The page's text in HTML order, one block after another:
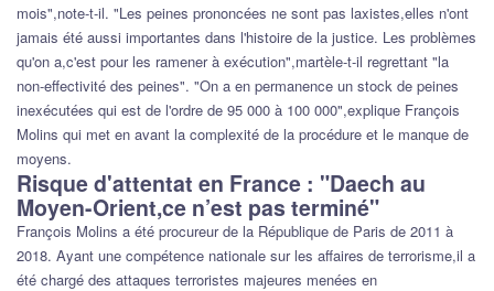
mois",note-t-il. "Les peines prononcées ne sont pas laxistes,elles n'ont
jamais été aussi importantes dans l'histoire de la justice. Les problèmes
qu'on a,c'est pour les ramener à exécution",martèle-t-il regrettant "la
non-effectivité des peines". "On a en permanence un stock de peines
inexécutées qui est de l'ordre de 95 000 à 100 000",explique François
Molins qui met en avant la complexité de la procédure et le manque de
moyens.
Risque d'attentat en France : "Daech au
Moyen-Orient,ce n’est pas terminé"
François Molins a été procureur de la République de Paris de 2011 à
2018. Ayant une compétence nationale sur les affaires de terrorisme,il a
été chargé des attaques terroristes majeures menées en